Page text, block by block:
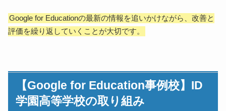
Google for Educationの最新の情報を追いかけながら、改善と
評価を繰り返していくことが大切です。
【Google for Education事例校】ID
学園高等学校の取り組み